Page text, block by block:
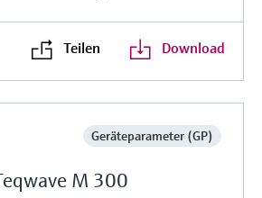
Teilen Download
Geräteparameter (GP)
M 300